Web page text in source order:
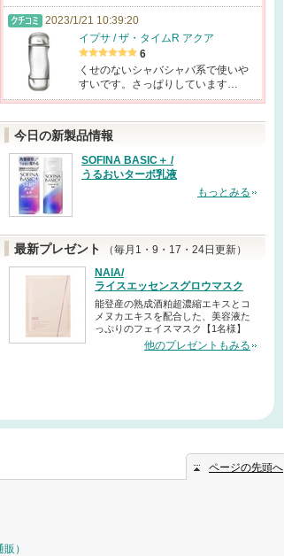
2023/1/21 10:39:20
イプサ / ザ・タイムR アクア
6
くせのないシャバシャバ系で使いや
すいです。さっぱりしています…
今日の新製品情報
SOFINA BASIC＋ /
うるおいターボ乳液
もっとみる
最新プレゼント
（毎月1・9・17・24日更新）
NAIA/
ライスエッセンスグロウマスク
能登産の熟成酒粕超濃縮エキスとコ
メヌカエキスを配合した、美容液た
っぷりのフェイスマスク【1名様】
他のプレゼントもみる
ページの先頭へ
販）